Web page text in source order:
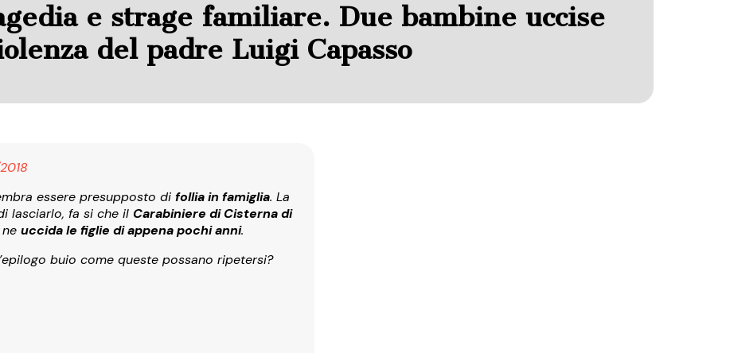
e strage familiare. Due bambine uccise
del padre Luigi Capasso
essere presupposto di follia in famiglia. La
lasciarlo, fa si che il Carabiniere di Cisterna di
uccida le figlie di appena pochi anni.
buio come queste possano ripetersi?